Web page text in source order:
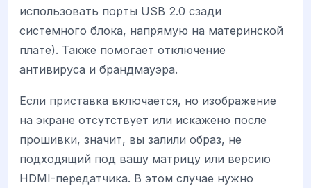
использовать порты USB 2.0 сзади
системного блока, напрямую на материнской
плате). Также помогает отключение
антивируса и брандмауэра.
Если приставка включается, но изображение
на экране отсутствует или искажено после
прошивки, значит, вы залили образ, не
подходящий под вашу матрицу или версию
HDMI-передатчика. В этом случае нужно